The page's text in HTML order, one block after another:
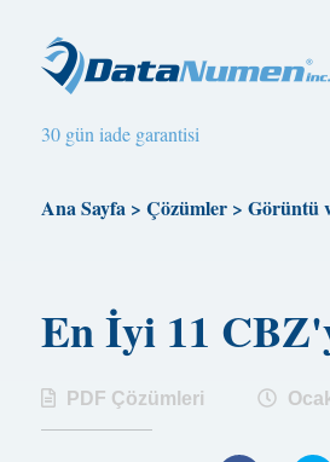
30 gün iade garantisi
Ana Sayfa> Çözümler> Görüntü
En İyi 11
PDF Çözümleri